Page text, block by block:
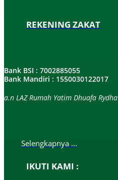
REKENING ZAKAT
Bank BSI : 7002885055
Bank Mandiri : 1550030122017
a.n LAZ Rumah Yatim Dhuafa Rydha
Selengkapnya ...
IKUTI KAMI :